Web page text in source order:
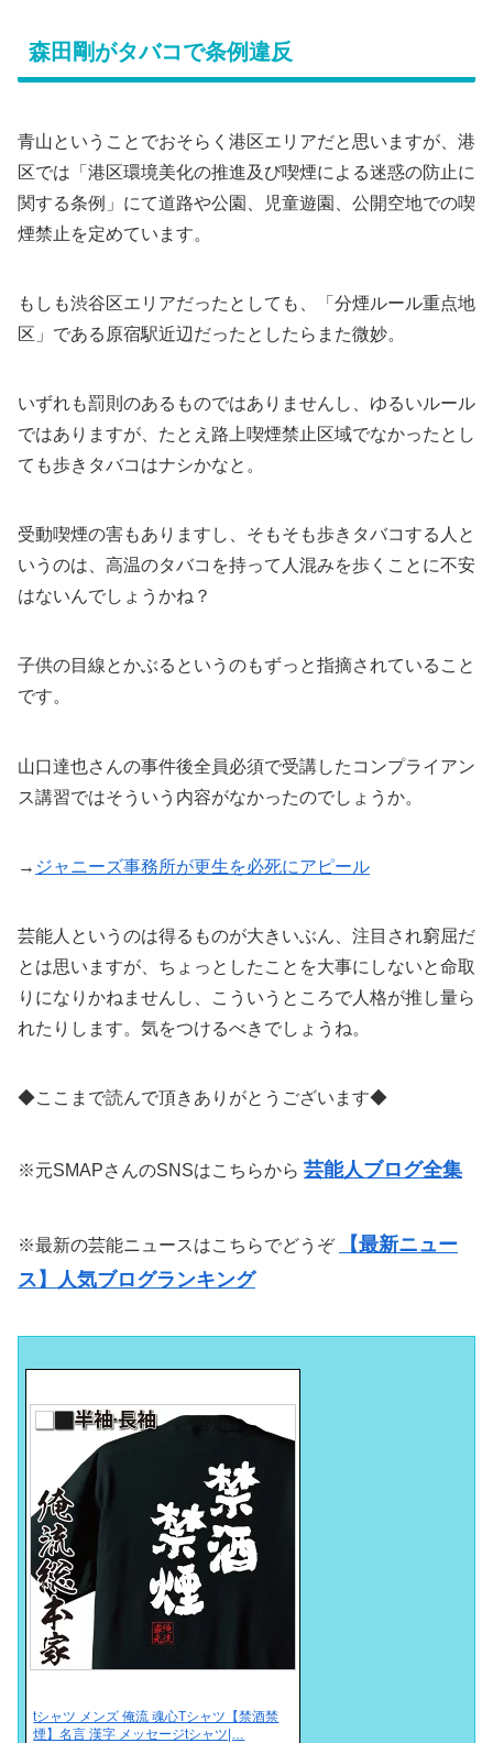
森田剛がタバコで条例違反
青山ということでおそらく港区エリアだと思いますが、港
区では「港区環境美化の推進及び喫煙による迷惑の防止に
関する条例」にて道路や公園、児童遊園、公開空地での喫
煙禁止を定めています。
もしも渋谷区エリアだったとしても、「分煙ルール重点地
区」である原宿駅近辺だったとしたらまた微妙。
いずれも罰則のあるものではありませんし、ゆるいルール
ではありますが、たとえ路上喫煙禁止区域でなかったとし
ても歩きタバコはナシかなと。
受動喫煙の害もありますし、そもそも歩きタバコする人と
いうのは、高温のタバコを持って人混みを歩くことに不安
はないんでしょうかね？
子供の目線とかぶるというのもずっと指摘されていること
です。
山口達也さんの事件後全員必須で受講したコンプライアン
ス講習ではそういう内容がなかったのでしょうか。
→ ジャニーズ事務所が更生を必死にアピール
芸能人というのは得るものが大きいぶん、注目され窮屈だ
とは思いますが、ちょっとしたことを大事にしないと命取
りになりかねませんし、こういうところで人格が推し量ら
れたりします。気をつけるべきでしょうね。
◆ここまで読んで頂きありがとうございます◆
※元SMAPさんのSNSはこちらから 芸能人ブログ全集
※最新の芸能ニュースはこちらでどうぞ
【最新ニュー
ス】人気ブログランキング
tシャツ メンズ 俺流 魂心Tシャツ【禁酒禁
煙】名言 漢字 メッセージtシャツ|…